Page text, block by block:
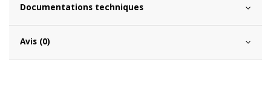
Documentations techniques
Avis (0)